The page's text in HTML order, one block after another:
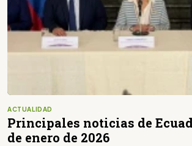
ACTUALIDAD
Principales noticias de
de enero de 2026